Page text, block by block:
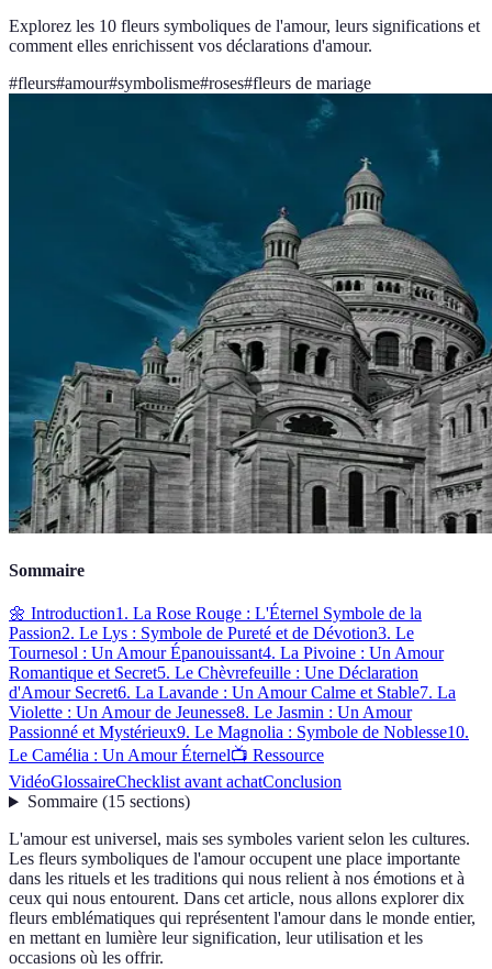
Explorez les 10 fleurs symboliques de l'amour, leurs significations et
comment elles enrichissent vos déclarations d'amour.
#fleurs#amour#symbolisme#roses#fleurs de mariage
Sommaire
🌼 Introduction1. La Rose Rouge : L'Éternel Symbole de la
Passion2. Le Lys : Symbole de Pureté et de Dévotion3. Le
Tournesol : Un Amour Épanouissant4. La Pivoine : Un Amour
Romantique et Secret5. Le Chèvrefeuille : Une Déclaration
d'Amour Secret6. La Lavande : Un Amour Calme et Stable7. La
Violette : Un Amour de Jeunesse8. Le Jasmin : Un Amour
Passionné et Mystérieux9. Le Magnolia : Symbole de Noblesse10.
Le Camélia : Un Amour Éternel📺 Ressource
VidéoGlossaireChecklist avant achatConclusion
Sommaire(15 sections)
L'amour est universel, mais ses symboles varient selon les cultures.
Les fleurs symboliques de l'amour occupent une place importante
dans les rituels et les traditions qui nous relient à nos émotions et à
ceux qui nous entourent. Dans cet article, nous allons explorer dix
fleurs emblématiques qui représentent l'amour dans le monde entier,
en mettant en lumière leur signification, leur utilisation et les
occasions où les offrir.